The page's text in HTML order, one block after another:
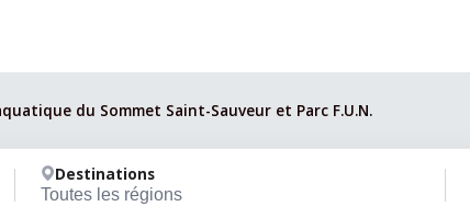
du Sommet Saint-Sauveur et Parc F.U.N.
Destinations
Toutes les régions